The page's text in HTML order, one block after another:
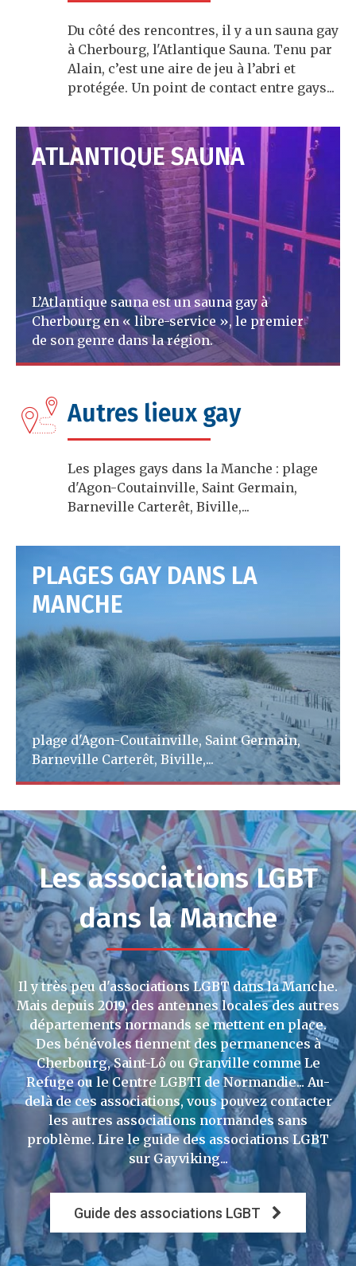
Du côté des rencontres, il y a un sauna gay
à Cherbourg, l'Atlantique Sauna. Tenu par
Alain, c’est une aire de jeu à l’abri et
protégée. Un point de contact entre gays...
ATLANTIQUE SAUNA
L’Atlantique sauna est un sauna gay à
Cherbourg en « libre-service », le premier
de son genre dans la région.
A lireAutres lieux gay
Les plages gays dans la Manche : plage
d'Agon-Coutainville, Saint Germain,
Barneville Carterêt, Biville,...
PLAGES GAY DANS LA
MANCHE
plage d'Agon-Coutainville, Saint Germain,
Barneville Carterêt, Biville,...
A lire
Les associations LGBT
dans la Manche
Il y très peu d'associations LGBT dans la Manche.
Mais depuis 2019, des antennes locales des autres
départements normands se mettent en place.
Des bénévoles tiennent des permanences à
Cherbourg, Saint-Lô ou Granville comme Le
Refuge ou le Centre LGBTI de Normandie... Au-
delà de ces associations, vous pouvez contacter
les autres associations normandes sans
problème. Lire le guide des associations LGBT
sur Gayviking...
Guide des associations LGBT